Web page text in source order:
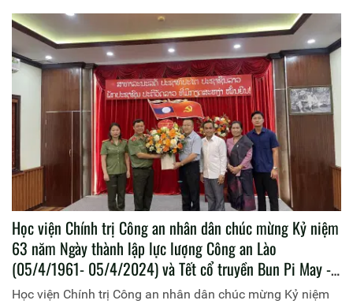
Học viện Chính trị Công an nhân dân chúc mừng Kỷ niệm
63 năm Ngày thành lập lực lượng Công an Lào
(05/4/1961- 05/4/2024) và Tết cổ truyền Bun Pi May -
nước Cộng hòa Dân chủ Nhân dân Lào.
Học viện Chính trị Công an nhân dân chúc mừng Kỷ niệm